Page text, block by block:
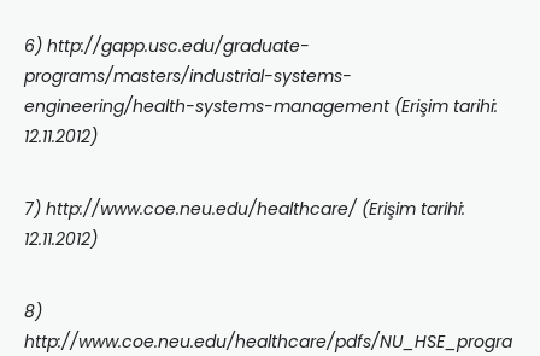
6) http://gapp.usc.edu/graduate-
programs/masters/industrial-systems-
engineering/health-systems-management (Erişim tarihi:
12.11.2012)
7) http://www.coe.neu.edu/healthcare/ (Erişim tarihi:
12.11.2012)
8)
http://www.coe.neu.edu/healthcare/pdfs/NU_HSE_progra